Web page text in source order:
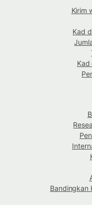
Kirim
Kad
Kad
Bandingkan